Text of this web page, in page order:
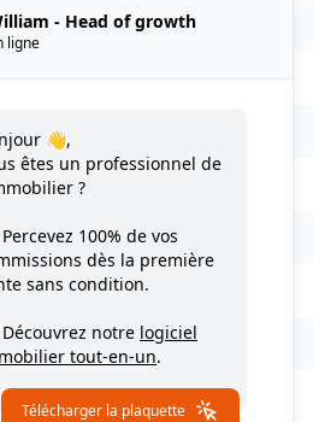
Bourbon(77610)
(77410)
(77410)
(77700)
la-Ville( 77380 )
(77290)
Sainte-Libiaire ( 77450)
- Head of growth
ligne
👋,
êtes un professionnel de
?
100% de vos
dès la première
sans condition.
notre logiciel
tout-en-un.
Télécharger la plaquette